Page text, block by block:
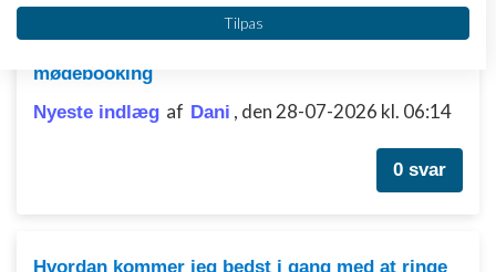
Telefonisk opfølgning på varme leads og
mødebooking
Nyeste indlæg af Dani , den 28-07-2026 kl. 06:14
0 svar
Hvordan kommer jeg bedst i gang med at ringe
Vi bruger dine data til følgende formål:
IAB's behandlingsformål:
Opbevare og/eller tilgå oplysninger på en
annoncering
Tilpas